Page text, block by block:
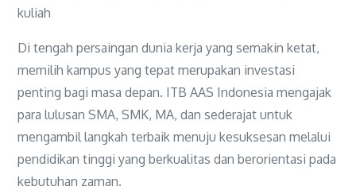
kuliah
Di tengah persaingan dunia kerja yang semakin ketat,
memilih kampus yang tepat merupakan investasi
penting bagi masa depan. ITB AAS Indonesia mengajak
para lulusan SMA, SMK, MA, dan sederajat untuk
mengambil langkah terbaik menuju kesuksesan melalui
pendidikan tinggi yang berkualitas dan berorientasi pada
kebutuhan zaman.